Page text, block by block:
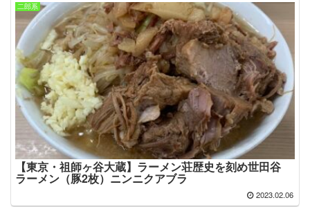
二郎系
【東京・祖師ヶ谷大蔵】ラーメン荘歴史を刻め世田谷
ラーメン（豚2枚）ニンニクアブラ
2023.02.06